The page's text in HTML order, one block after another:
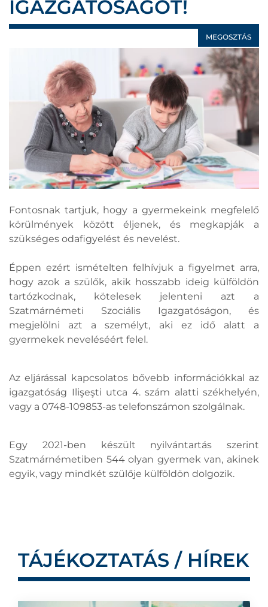
IGAZGATÓSÁGOT!
MEGOSZTÁS
Fontosnak tartjuk, hogy a gyermekeink megfelelő
körülmények között éljenek, és megkapják a
szükséges odafigyelést és nevelést.
Éppen ezért ismételten felhívjuk a figyelmet arra,
hogy azok a szülők, akik hosszabb ideig külföldön
tartózkodnak, kötelesek jelenteni azt a
Szatmárnémeti Szociális Igazgatóságon, és
megjelölni azt a személyt, aki ez idő alatt a
gyermekek neveléséért felel.
Az eljárással kapcsolatos bővebb információkkal az
igazgatóság Ilişeşti utca 4. szám alatti székhelyén,
vagy a 0748-109853-as telefonszámon szolgálnak.
Egy 2021-ben készült nyilvántartás szerint
Szatmárnémetiben 544 olyan gyermek van, akinek
egyik, vagy mindkét szülője külföldön dolgozik.
TÁJÉKOZTATÁS / HÍREK